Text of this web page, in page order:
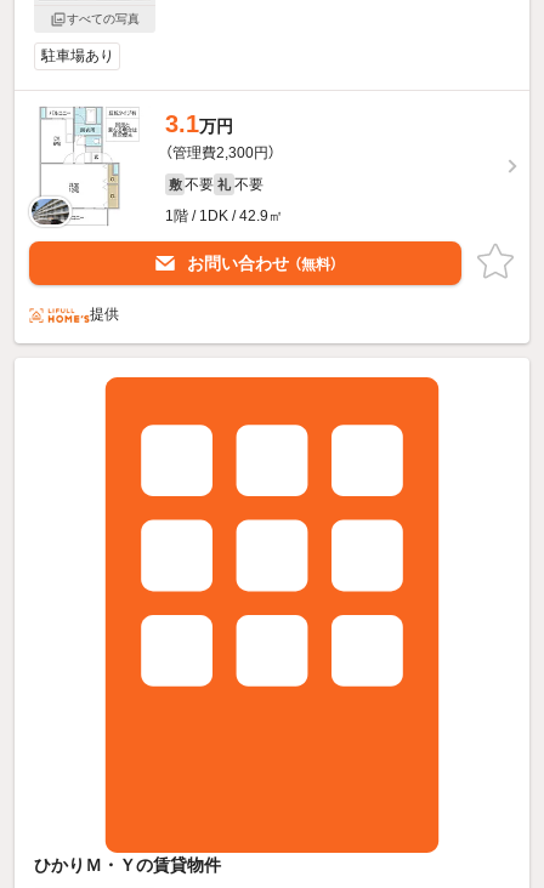
すべての写真
駐車場あり
3.1万円
（管理費2,300円）
敷 不要 礼 不要
1階 / 1DK / 42.9㎡
お問い合わせ （無料）
提供
ひかりＭ・Ｙの賃貸物件